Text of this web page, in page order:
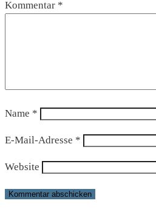
Kommentar *
Name *
E-Mail-Adresse *
Website